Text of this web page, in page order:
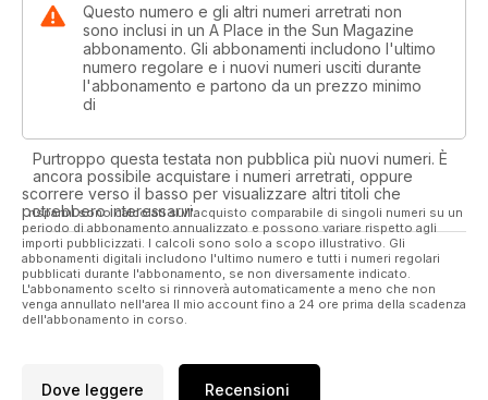
Questo numero e gli altri numeri arretrati non
sono inclusi in un A Place in the Sun Magazine
abbonamento. Gli abbonamenti includono l'ultimo
numero regolare e i nuovi numeri usciti durante
l'abbonamento e partono da un prezzo minimo
di
Purtroppo questa testata non pubblica più nuovi numeri. È
ancora possibile acquistare i numeri arretrati, oppure
scorrere verso il basso per visualizzare altri titoli che
potrebbero interessarvi.
I risparmi sono calcolati sull'acquisto comparabile di singoli numeri su un
periodo di abbonamento annualizzato e possono variare rispetto agli
importi pubblicizzati. I calcoli sono solo a scopo illustrativo. Gli
abbonamenti digitali includono l'ultimo numero e tutti i numeri regolari
pubblicati durante l'abbonamento, se non diversamente indicato.
L'abbonamento scelto si rinnoverà automaticamente a meno che non
venga annullato nell'area Il mio account fino a 24 ore prima della scadenza
dell'abbonamento in corso.
Dove leggere Recensioni